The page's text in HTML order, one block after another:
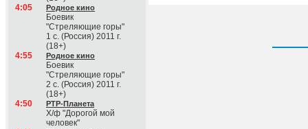
4:05
Родное кино
Боевик
"Стреляющие горы"
1 с. (Россия) 2011 г.
(18+)
4:55
Родное кино
Боевик
"Стреляющие горы"
2 с. (Россия) 2011 г.
(18+)
4:50
РТР-Планета
Х/ф "Дорогой мой
человек"